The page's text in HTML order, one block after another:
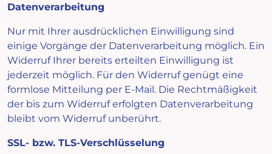
Datenverarbeitung
Nur mit Ihrer ausdrücklichen Einwilligung sind
einige Vorgänge der Datenverarbeitung möglich. Ein
Widerruf Ihrer bereits erteilten Einwilligung ist
jederzeit möglich. Für den Widerruf genügt eine
formlose Mitteilung per E-Mail. Die Rechtmäßigkeit
der bis zum Widerruf erfolgten Datenverarbeitung
bleibt vom Widerruf unberührt.
SSL- bzw. TLS-Verschlüsselung